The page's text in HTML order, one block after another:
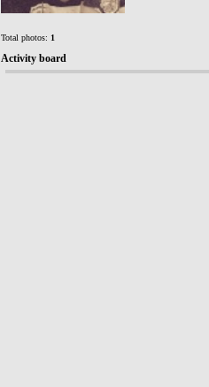
Total photos: 1
Activity board